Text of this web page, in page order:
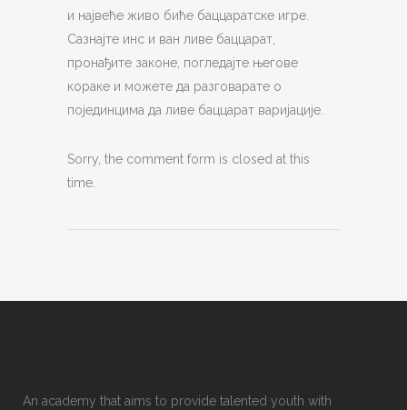
и највеће живо биће баццаратске игре.
Сазнајте инс и ван ливе баццарат,
пронађите законе, погледајте његове
кораке и можете да разговарате о
појединцима да ливе баццарат варијације.
Sorry, the comment form is closed at this
time.
An academy that aims to provide talented youth with